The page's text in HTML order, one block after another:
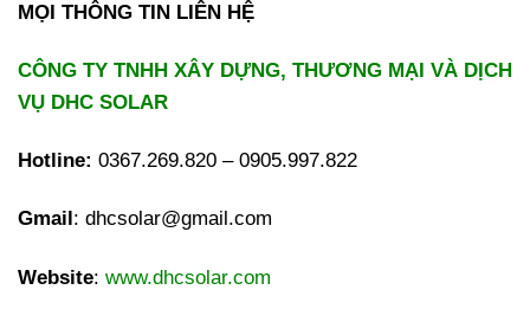
MỌI THÔNG TIN LIÊN HỆ
CÔNG TY TNHH XÂY DỰNG, THƯƠNG MẠI VÀ DỊCH
VỤ DHC SOLAR
Hotline: 0367.269.820 – 0905.997.822
Gmail : dhcsolar@gmail.com
Website: www.dhcsolar.com